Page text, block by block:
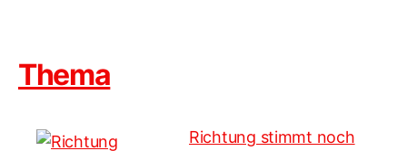
Thema
Richtung stimmt noch